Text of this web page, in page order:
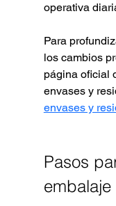
operativa
Para
los cambios
página oficial
envases y
envases y
Pasos